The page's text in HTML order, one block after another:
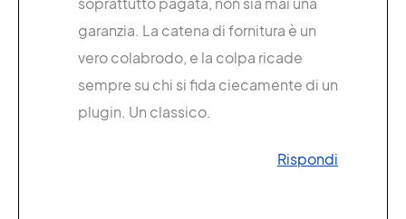
garanzia. La catena di fornitura è un
vero colabrodo, e la colpa ricade
sempre su chi si fida ciecamente di un
plugin. Un classico.
Rispondi